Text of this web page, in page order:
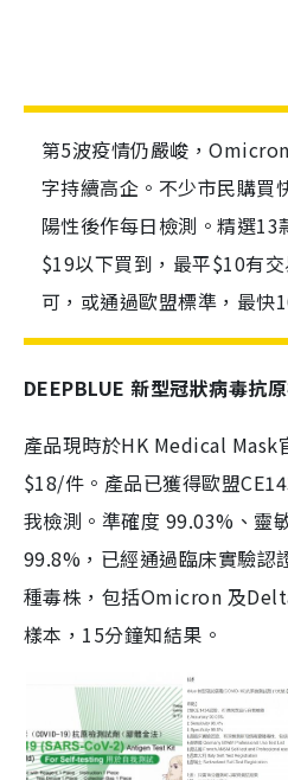
第5波疫情仍嚴峻，
字持續高企。不少市民購買
陽性後作每日檢測。精選
$19以下買到，最平$10有
可，或通過歐盟標準，最快
DEEPBLUE 新型冠狀病毒抗
產品現時於HK Medical Mask
$18/件。產品已獲得歐盟
我檢測。準確度 99.03%、靈
99.8%，已經通過臨床實驗認
種毒株，包括Omicron 及
樣本，15分鐘知結果。